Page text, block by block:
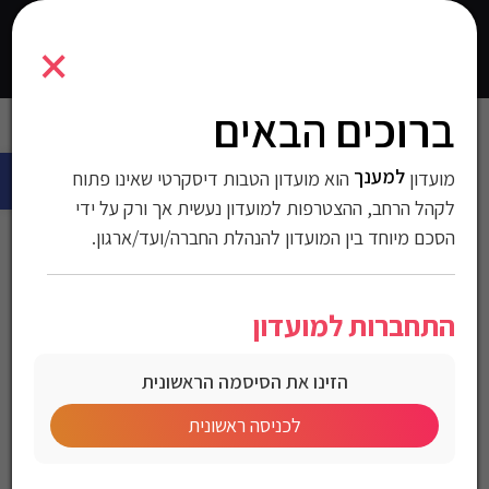
×
ברוכים הבאים
מועדוןלמענך הוא מועדון הטבות דיסקרטי שאינו פתוח
לקהל הרחב, ההצטרפות למועדון נעשית אך ורק על ידי
הסכם מיוחד בין המועדון להנהלת החברה/ועד/ארגון.
התחברות למועדון
הזינו את הסיסמה הראשונית
לכניסה ראשונית
7291044144482
>עולם החשמל מכשירי חשמל למטבח
תנור אמבטיה אינפרא 9
מצבים כולל שלט
מק"ט:7291044144482
מחיר לחברי מועדון